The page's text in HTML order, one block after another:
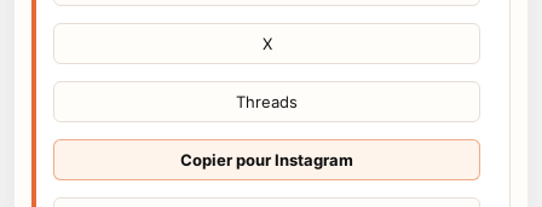
X
Threads
Copier pour Instagram